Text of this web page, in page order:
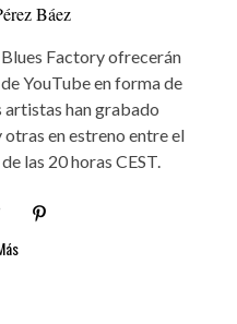
Báez
Factory ofrecerán
YouTube en forma de
artistas han grabado
en estreno entre el
las 20 horas CEST.